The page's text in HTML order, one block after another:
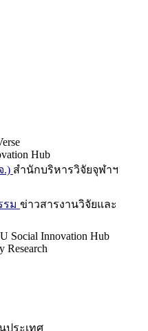
Hub
.) สำนักบริหารวิจัยจุฬาฯ
รม ข่าวสารงานวิจัยและ
Social Innovation Hub
Research
ประเทศ